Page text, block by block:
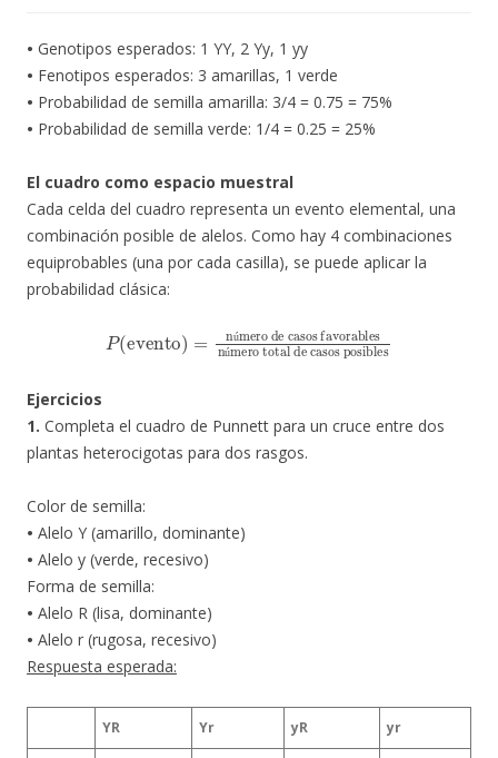
• Genotipos esperados: 1 YY, 2 Yy, 1 yy
• Fenotipos esperados: 3 amarillas, 1 verde
• Probabilidad de semilla amarilla: 3/4 = 0.75 = 75%
• Probabilidad de semilla verde: 1/4 = 0.25 = 25%
El cuadro como espacio muestral
Cada celda del cuadro representa un evento elemental, una
combinación posible de alelos. Como hay 4 combinaciones
equiprobables (una por cada casilla), se puede aplicar la
probabilidad clásica:
ú
evento
número de casos favorablesnúmero total de casos posibles
Ejercicios
1. Completa el cuadro de Punnett para un cruce entre dos
plantas heterocigotas para dos rasgos.
Color de semilla:
• Alelo Y (amarillo, dominante)
• Alelo y (verde, recesivo)
Forma de semilla:
• Alelo R (lisa, dominante)
• Alelo r (rugosa, recesivo)
Respuesta esperada:
YR Yr yR yr